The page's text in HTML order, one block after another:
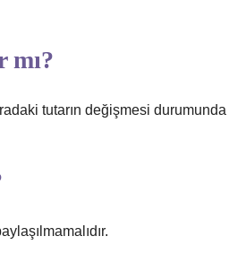
mı?
tutarın değişmesi durumunda